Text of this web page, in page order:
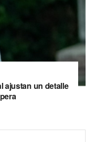
ajustan un detalle